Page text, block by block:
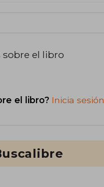
sobre el libro
el libro? Inicia sesión